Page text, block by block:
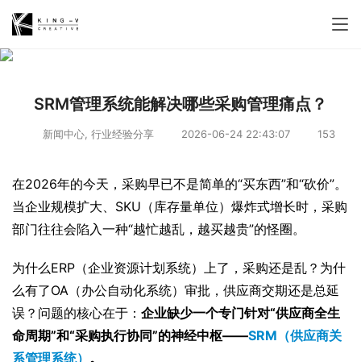
SRM管理系统能解决哪些采购管理痛点？
新闻中心, 行业经验分享 2026-06-24 22:43:07 153
在2026年的今天，采购早已不是简单的“买东西”和“砍价”。
当企业规模扩大、SKU（库存量单位）爆炸式增长时，采购
部门往往会陷入一种“越忙越乱，越买越贵”的怪圈。
为什么ERP（企业资源计划系统）上了，采购还是乱？为什
么有了OA（办公自动化系统）审批，供应商交期还是总延
误？问题的核心在于： 企业缺少一个专门针对“供应商全生
命周期”和“采购执行协同”的神经中枢——SRM（供应商关
系管理系统） 。